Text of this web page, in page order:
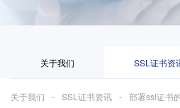
关于我们 SSL证书资
关于我们 SSL证书资讯 部署ssl证书